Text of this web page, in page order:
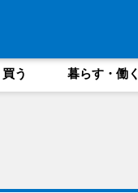
買う 暮らす・働く